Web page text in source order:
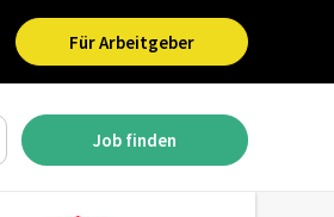
Für Arbeitgeber
Job finden